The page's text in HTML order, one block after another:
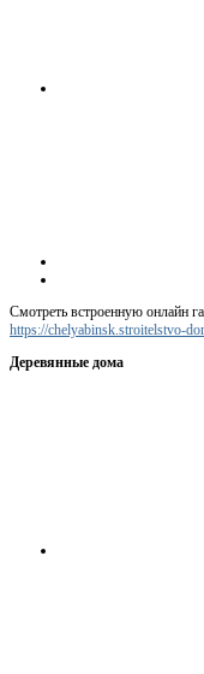
Смотреть встроенную онлайн
https://chelyabinsk.stroitelstvo-
Деревянные дома